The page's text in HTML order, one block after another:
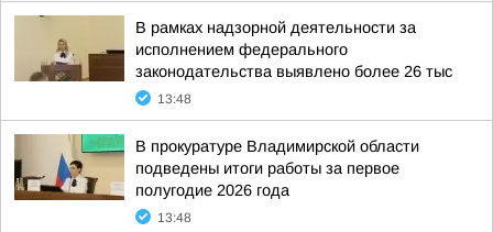
В рамках надзорной деятельности за
исполнением федерального
законодательства выявлено более 26 тыс
13:48
В прокуратуре Владимирской области
подведены итоги работы за первое
полугодие 2026 года
13:48